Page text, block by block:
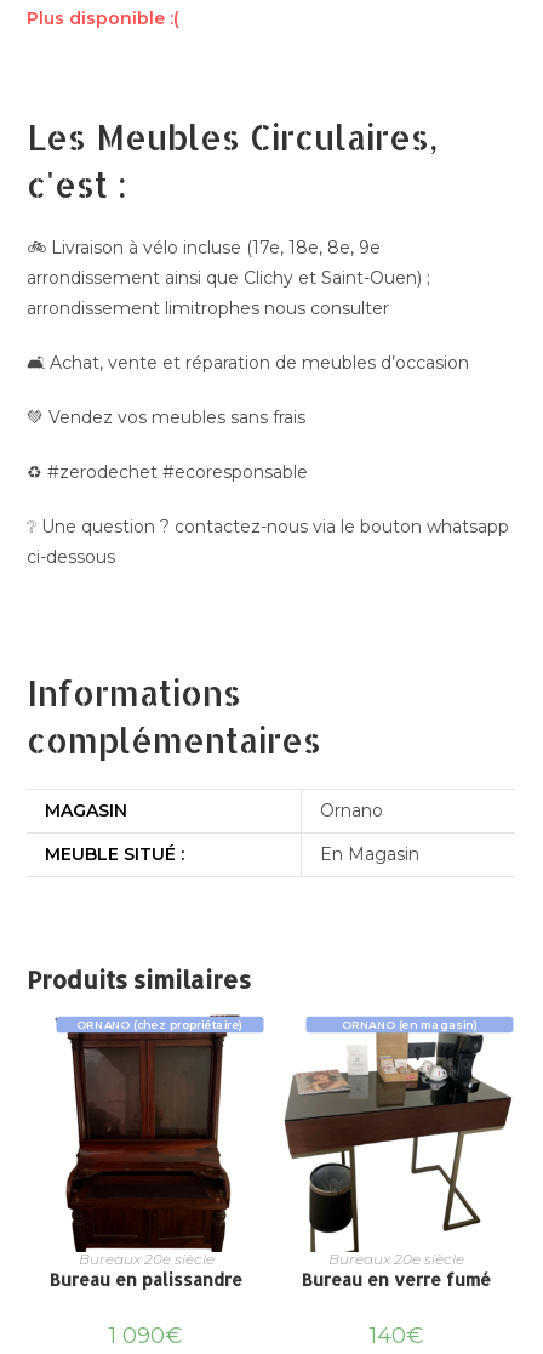
Plus disponible :(
Les Meubles Circulaires,
c'est :
🚲 Livraison à vélo incluse (17e, 18e, 8e, 9e
arrondissement ainsi que Clichy et Saint-Ouen) ;
arrondissement limitrophes nous consulter
🛋️ Achat, vente et réparation de meubles d’occasion
💚 Vendez vos meubles sans frais
♻️ #zerodechet #ecoresponsable
❔ Une question ? contactez-nous via le bouton whatsapp
ci-dessous
Informations
complémentaires
MAGASIN
Ornano
MEUBLE SITUÉ :
En Magasin
Produits similaires
ORNANO (chez propriétaire)
Bureaux 20e siècle
Bureau en palissandre
1 090€
ORNANO (en magasin)
Bureaux 20e siècle
Bureau en verre fumé
140€